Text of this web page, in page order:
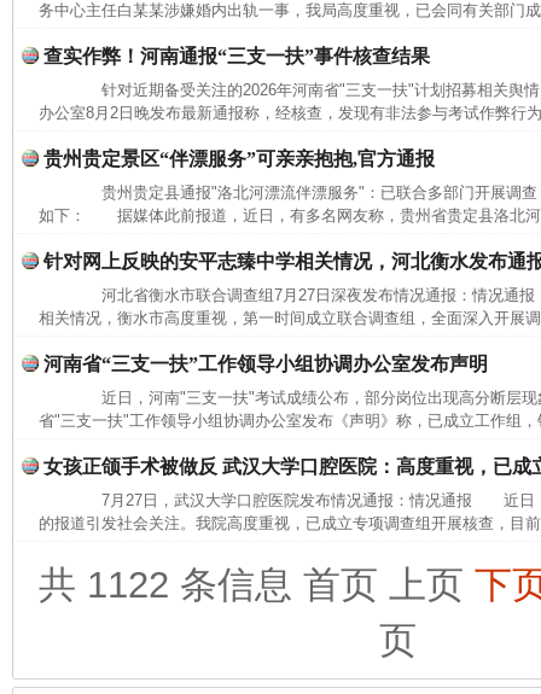
务中心主任白某某涉嫌婚内出轨一事，我局高度重视，已会同有关部门
查实作弊！河南通报“三支一扶”事件核查结果
针对近期备受关注的2026年河南省"三支一扶"计划招募相关舆
办公室8月2日晚发布最新通报称，经核查，发现有非法参与考试作弊行
贵州贵定景区“伴漂服务”可亲亲抱抱,官方通报
贵州贵定县通报"洛北河漂流伴漂服务"：已联合多部门开展调查
如下： 据媒体此前报道，近日，有多名网友称，贵州省贵定县洛北
针对网上反映的安平志臻中学相关情况，河北衡水发布通
河北省衡水市联合调查组7月27日深夜发布情况通报：情况通
相关情况，衡水市高度重视，第一时间成立联合调查组，全面深入开展
河南省“三支一扶”工作领导小组协调办公室发布声明
近日，河南"三支一扶"考试成绩公布，部分岗位出现高分断层现
省"三支一扶"工作领导小组协调办公室发布《声明》称，已成立工作组
女孩正颌手术被做反 武汉大学口腔医院：高度重视，已成
7月27日，武汉大学口腔医院发布情况通报：情况通报 近日
的报道引发社会关注。我院高度重视，已成立专项调查组开展核查，目
共 1122 条信息 首页 上页 下
页
完善运行机制助力责任有效落实 一纸欠
东山县通报“牛蛙产品抗生素超标问题” 法